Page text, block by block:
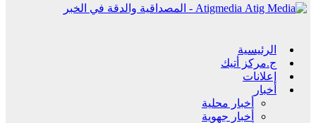
Atigmedia - المصداقية والدقة في الخبر
الرئيسية
ج.مركز أتيك
إعلانات
أخبار
أخبار محلية
أخبار جهوية